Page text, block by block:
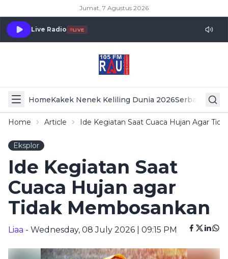
Jumat, 7 Agustus 2026
Live Radio LIVE
HomeKakek Nenek Keliling Dunia 2026Serba Serbi
Home Article Ide Kegiatan Saat Cuaca Hujan Agar
Eksplor
Ide Kegiatan Saat
Cuaca Hujan agar
Tidak Membosankan
Liaa - Wednesday, 08 July 2026 | 09:15 PM